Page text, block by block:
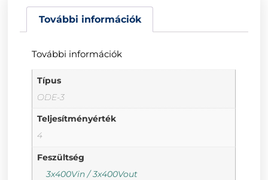
További információk
További információk
Típus
ODE-3
Teljesítményérték
4
Feszültség
3x400Vin / 3x400Vout